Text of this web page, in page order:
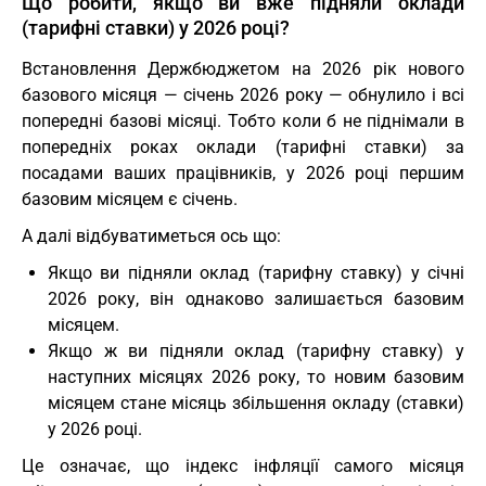
(тарифні ставки) у 2026 році?
Встановлення Держбюджетом на 2026 рік нового
базового місяця — січень 2026 року — обнулило і всі
попередні базові місяці. Тобто коли б не піднімали в
попередніх роках оклади (тарифні ставки) за
посадами ваших працівників, у 2026 році першим
базовим місяцем є січень.
А далі відбуватиметься ось що:
Якщо ви підняли оклад (тарифну ставку) у січні
2026 року, він однаково залишається базовим
місяцем.
Якщо ж ви підняли оклад (тарифну ставку) у
наступних місяцях 2026 року, то новим базовим
місяцем стане місяць збільшення окладу (ставки)
у 2026 році.
Це означає, що індекс інфляції самого місяця